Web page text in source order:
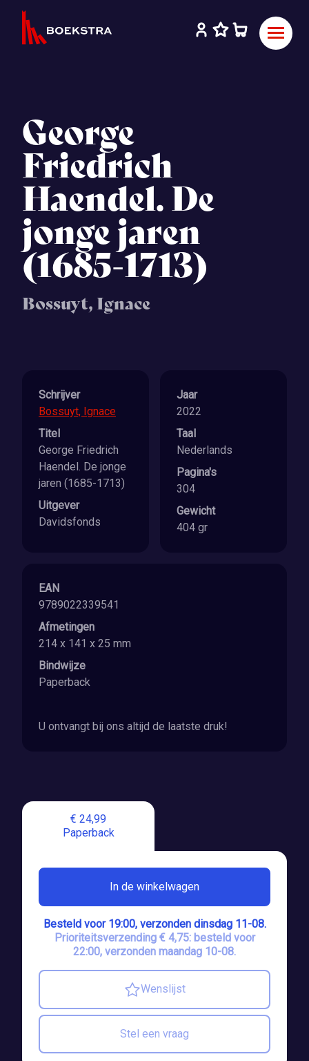
George
Friedrich
Haendel. De
jonge jaren
(1685-1713)
Bossuyt, Ignace
€ 24,99
Paperback
In de winkelwagen
Besteld voor 19:00, verzonden dinsdag 11-08.
Prioriteitsverzending € 4,75: besteld voor
22:00, verzonden maandag 10-08.
Wenslijst
Stel een vraag
Schrijver
Bossuyt, Ignace
Titel
George Friedrich
Haendel. De jonge
jaren (1685-1713)
Uitgever
Davidsfonds
Jaar
2022
Taal
Nederlands
Pagina's
304
Gewicht
404 gr
EAN
9789022339541
Afmetingen
214 x 141 x 25 mm
Bindwijze
Paperback
U ontvangt bij ons altijd de laatste druk!